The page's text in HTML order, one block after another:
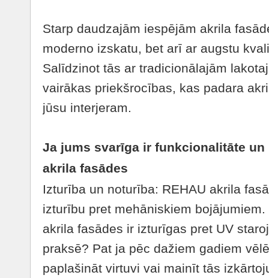
Starp daudzajām iespējām akrila
moderno izskatu, bet arī ar augstu
Salīdzinot tās ar tradicionālajām
vairākas priekšrocības, kas padara
jūsu interjeram.
Ja jums svarīga ir funkcionalitāte
akrila fasādes
Izturība un noturība: REHAU akrila
izturību pret mehāniskiem
akrila fasādes ir izturīgas pret UV
praksē? Pat ja pēc dažiem gadiem
paplašināt virtuvi vai mainīt tās